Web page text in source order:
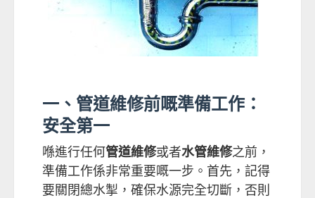
一、管道維修前嘅準備工作：
安全第一
喺進行任何管道維修或者水管維修之前，
準備工作係非常重要嘅一步。首先，記得
要關閉總水掣，確保水源完全切斷，否則